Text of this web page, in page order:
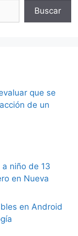
Buscar
que se
de un
niño de 13
en Nueva
en Android